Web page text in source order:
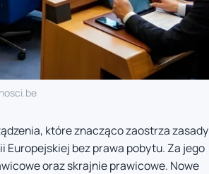
które znacząco zaostrza zasady
bez prawa pobytu. Za jego
oraz skrajnie prawicowe. Nowe